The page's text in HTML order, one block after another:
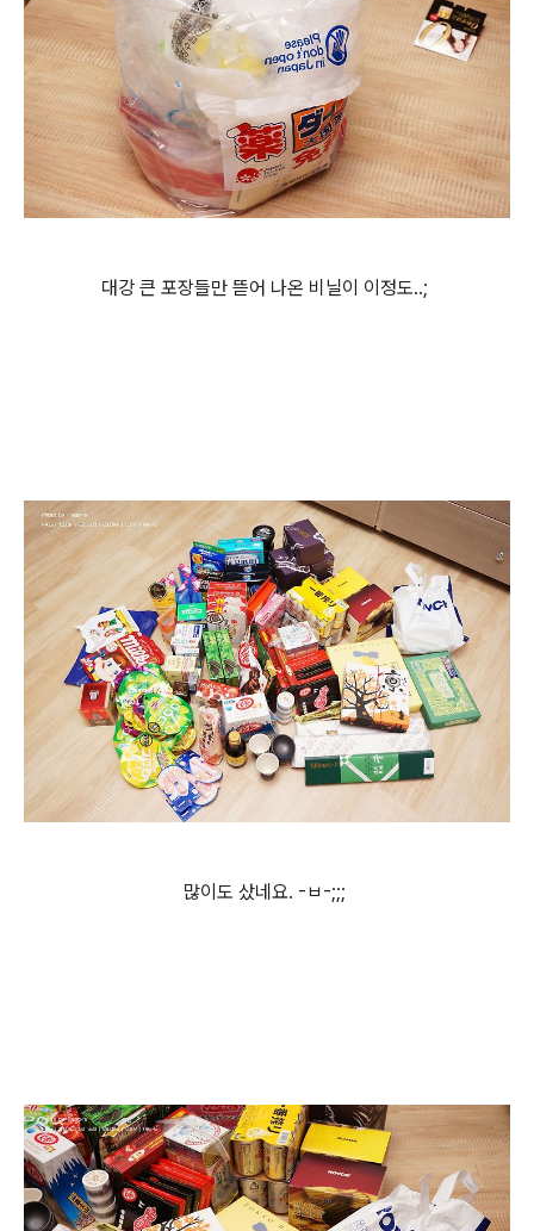
대강 큰 포장들만 뜯어 나온 비닐이 이정도..;
많이도 샀네요. -ㅂ-;;;